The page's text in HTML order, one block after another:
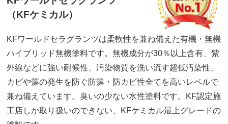
（KFケミカル）
KFワールドセラグランツは柔軟性を兼ね備えた有機・無機
ハイブリッド無機塗料です。無機成分が30％以上含有、紫
外線などに強い耐候性、汚染物質を洗い流す超低汚染性、
カビや藻の発生を防ぐ防藻・防カビ性全てを高いレベルで
兼ね備えています。臭いの少ない水性塗料です。KF認定施
工店しか取り扱いのできない、KFケミカル最上グレードの